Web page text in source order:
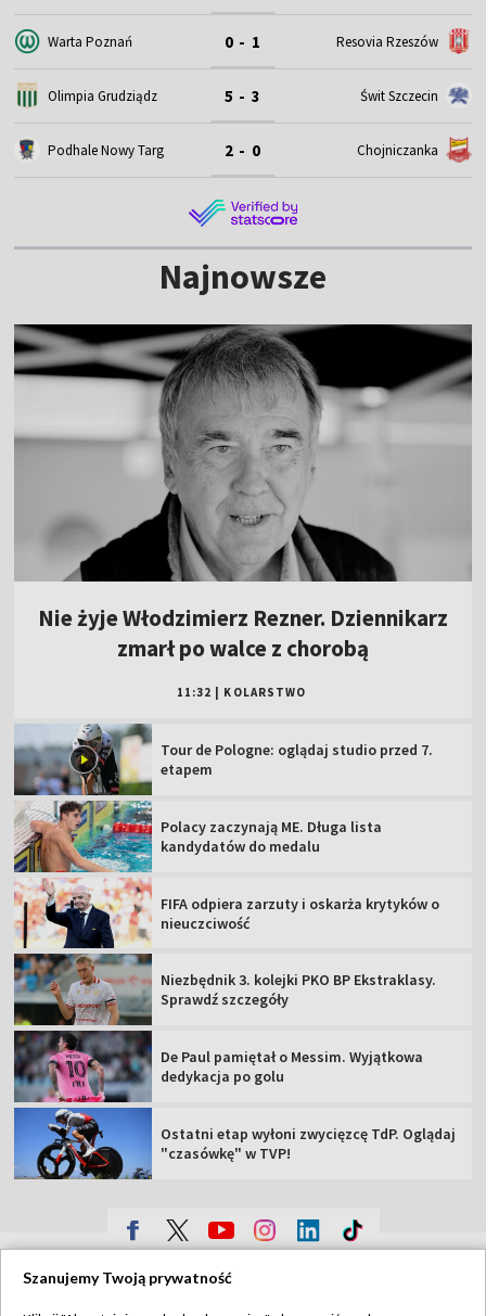
Warta Poznań 0 - 1 Resovia Rzeszów
Olimpia Grudziądz 5 - 3 Świt Szczecin
Podhale Nowy Targ 2 - 0 Chojniczanka
Najnowsze
Nie żyje Włodzimierz Rezner. Dziennikarz
zmarł po walce z chorobą
11:32 KOLARSTWO
Tour de Pologne: oglądaj studio przed 7.
etapem
Polacy zaczynają ME. Długa lista
kandydatów do medalu
FIFA odpiera zarzuty i oskarża krytyków o
nieuczciwość
Niezbędnik 3. kolejki PKO BP Ekstraklasy.
Sprawdź szczegóły
De Paul pamiętał o Messim. Wyjątkowa
dedykacja po golu
Ostatni etap wyłoni zwycięzcę TdP. Oglądaj
"czasówkę" w TVP!
Szanujemy Twoją prywatność